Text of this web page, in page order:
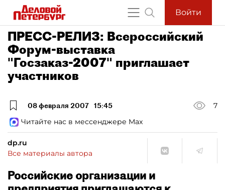
Войти
ПРЕСС-РЕЛИЗ: Всероссийский
Форум-выставка
"Госзаказ-2007" приглашает
участников
08 февраля 2007 15:45
7
Читайте нас в мессенджере Max
dp.ru
Все материалы автора
Российские организации и